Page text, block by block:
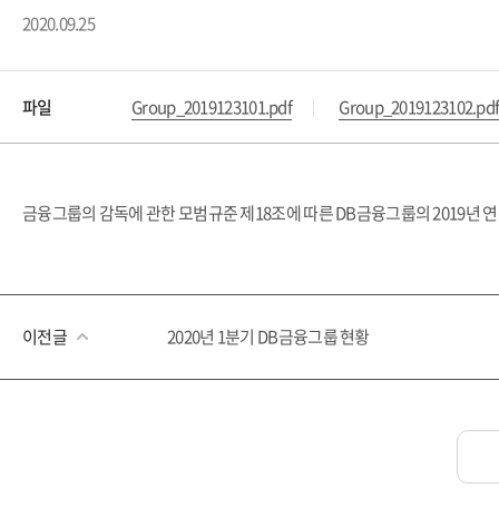
2020.09.25
파일 Group_2019123101.pdf Group_2019123102.pdf
금융그룹의 감독에 관한 모범규준 제18조에 따른 DB금융그룹의 2019년
이전글 2020년 1분기 DB금융그룹 현황